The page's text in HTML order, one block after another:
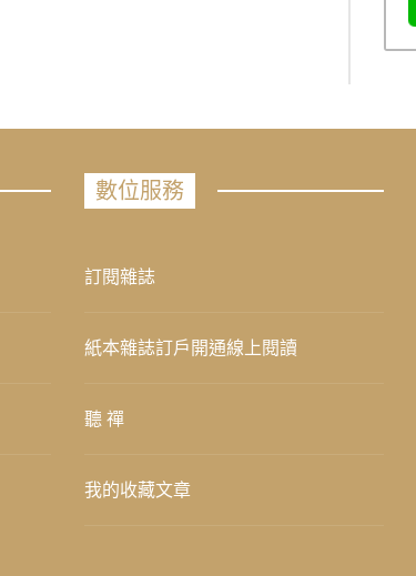
數位服務
訂閱雜誌
紙本雜誌訂戶開通線上閱讀
聽 禪
我的收藏文章